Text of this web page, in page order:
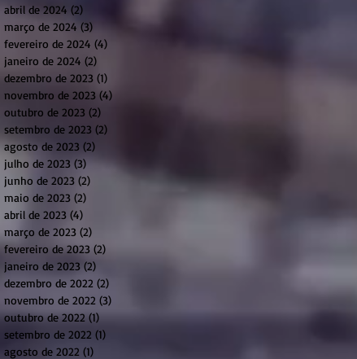
abril de 2024 (2)
março de 2024 (3)
fevereiro de 2024 (4)
janeiro de 2024 (2)
dezembro de 2023 (1)
novembro de 2023 (4)
outubro de 2023 (2)
setembro de 2023 (2)
agosto de 2023 (2)
julho de 2023 (3)
junho de 2023 (2)
maio de 2023 (2)
abril de 2023 (4)
março de 2023 (2)
fevereiro de 2023 (2)
janeiro de 2023 (2)
dezembro de 2022 (2)
novembro de 2022 (3)
outubro de 2022 (1)
setembro de 2022 (1)
agosto de 2022 (1)